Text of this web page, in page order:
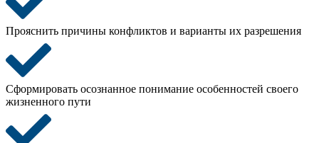
Прояснить причины конфликтов и варианты их разрешения
Сформировать осознанное понимание особенностей своего
жизненного пути